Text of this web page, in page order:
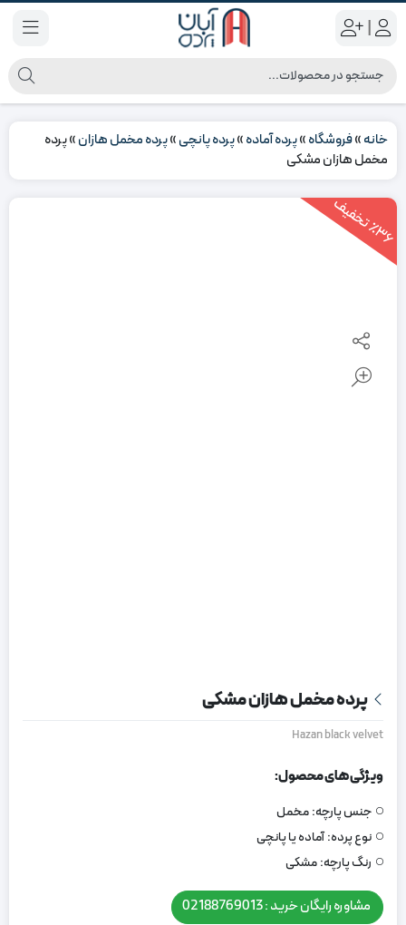
|
خانه»فروشگاه»پرده آماده»پرده پانچی»پرده مخمل هازان»پرده
مخمل هازان مشکی
٪3
6
ت
خ
ف
یف
پرده مخمل هازان مشکی
Hazan black velvet
ویژگی های محصول:
جنس پارچه:مخمل
نوع پرده:آماده یا پانچی
رنگ پارچه:مشکی
مشاوره رایگان خرید : 02188769013